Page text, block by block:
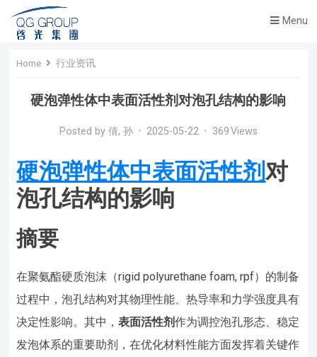
Menu
Home 行业资讯
硬泡弹性体中表面活性剂对泡孔结构的影响
Posted by 倩, 孙 • 2025-05-22 • 369Views
硬泡弹性体中表面活性剂对
泡孔结构的影响
摘要
在聚氨酯硬质泡沫（rigid polyurethane foam, rpf）的制备
过程中，泡孔结构对其物理性能、热导率和力学强度具有
决定性影响。其中，表面活性剂作为调控泡孔形态、稳定
发泡体系的重要助剂，在优化材料性能方面发挥着关键作